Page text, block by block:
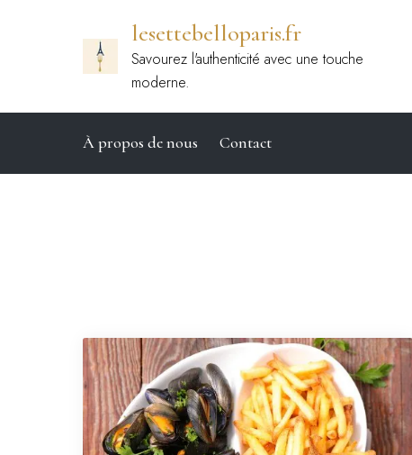
lesettebelloparis.fr
Savourez l'authenticité avec une touche
moderne.
À propos de nous Contact